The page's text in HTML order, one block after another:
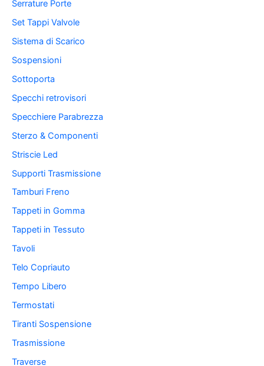
Serrature Porte
Set Tappi Valvole
Sistema di Scarico
Sospensioni
Sottoporta
Specchi retrovisori
Specchiere Parabrezza
Sterzo & Componenti
Striscie Led
Supporti Trasmissione
Tamburi Freno
Tappeti in Gomma
Tappeti in Tessuto
Tavoli
Telo Copriauto
Tempo Libero
Termostati
Tiranti Sospensione
Trasmissione
Traverse